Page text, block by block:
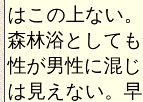
はこの上ない
森林浴として
性が男性に混
は見えない。